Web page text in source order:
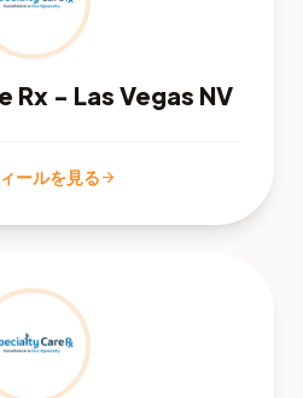
Rx - Las Vegas NV
ールを見るarrow_forward